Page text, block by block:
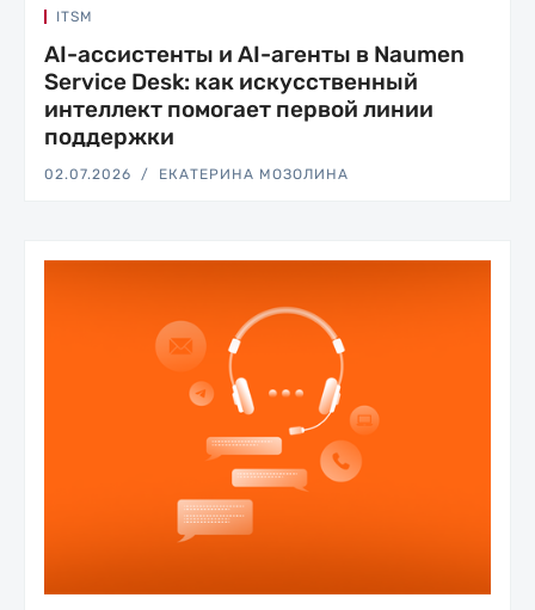
ITSM
AI-ассистенты и AI-агенты в Naumen
Service Desk: как искусственный
интеллект помогает первой линии
поддержки
02.07.2026 ЕКАТЕРИНА МОЗОЛИНА